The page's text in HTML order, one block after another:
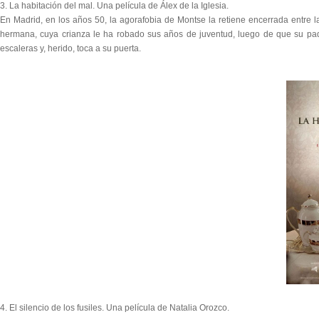
3. La habitación del mal. Una película de Álex de la Iglesia.
En Madrid, en los años 50, la agorafobia de Montse la retiene encerrada
hermana, cuya crianza le ha robado sus años de juventud, luego de que su
escaleras y, herido, toca a su puerta.
4. El silencio de los fusiles. Una película de Natalia Orozco.